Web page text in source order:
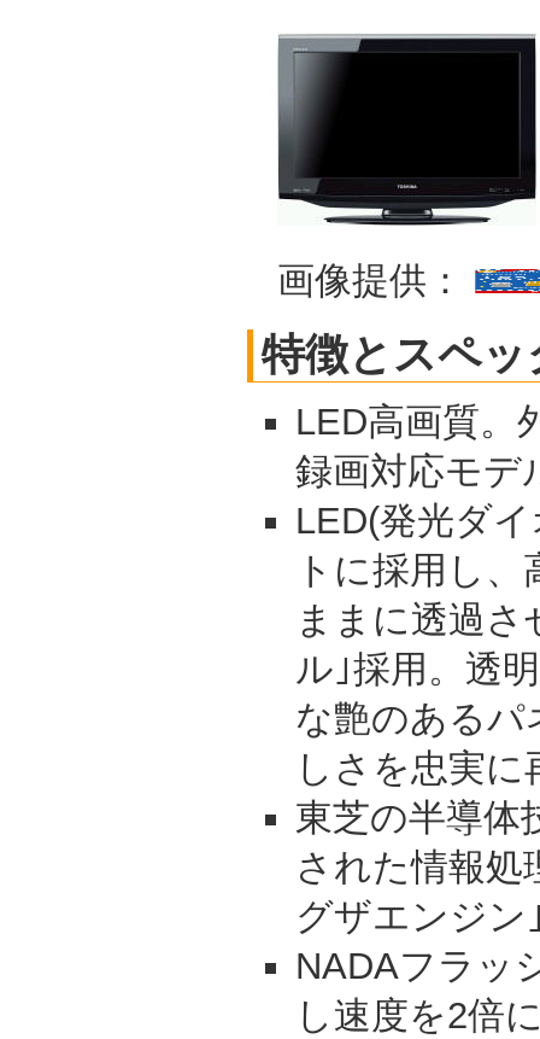
画像提供：
特徴とスペッ
LED高画質。
録画対応モデ
LED(発光ダ
トに採用し
ままに透過
ル｣採用。透
な艶のあるパ
しさを忠実に
東芝の半導体
された情報処
グザエンジン
NADAフラッ
し速度を2倍